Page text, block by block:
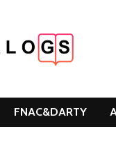
FNAC&DARTY